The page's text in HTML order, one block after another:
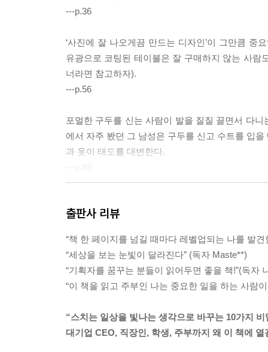
---p.36
‘사진에 잘 나오게끔 만드는 디자인’이 그만큼
유광으로 코팅된 테이블은 잘 구매하지 않는 사람
너라면 참고하자).
---p.56
포멀한 구두를 신는 사람이 발을 질질 끌면서 다
에서 자주 봤던 그 남성은 구두를 신고 수트를 입
과 옷이 태도를 대변한다.
재 이유는 무엇인가?’라는 질문에 대해 많은 사람
---p.127
기획의 절반은 ‘학습’이지만, 학습을 완성시키고
---p.200
그리스어로 ‘알레고리’는 ‘다르게 말하다’는 의미
도 있다. 어떤 무언가를 다르게 표현할 수 있는 다
출판사 리뷰
“책 한 페이지를 넘길 때마다 레벨업되는 나를 발견
“세상을 보는 눈빛이 달라진다” (독자 Maste**)
“기획자를 꿈꾸는 분들이 읽어두면 좋을 책!”(독자
“이 책을 읽고 주부인 나는 중요한 일을 하는 사람
“스치는 일상을 빛나는 생각으로 바꾸는 10가지 비
대기업 CEO, 직장인, 학생, 주부까지 왜 이 책에 열